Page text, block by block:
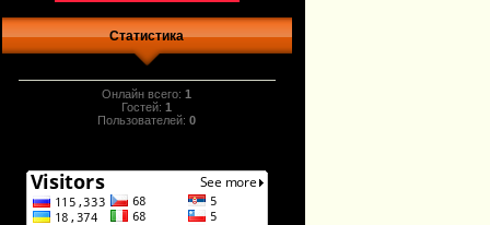
Статистика
Онлайн всего:1
Гостей:1
Пользователей:0